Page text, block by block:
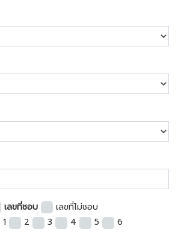
เลขที่ชอบ
เลขที่ไม่ชอบ
1 2 3 4 5
6